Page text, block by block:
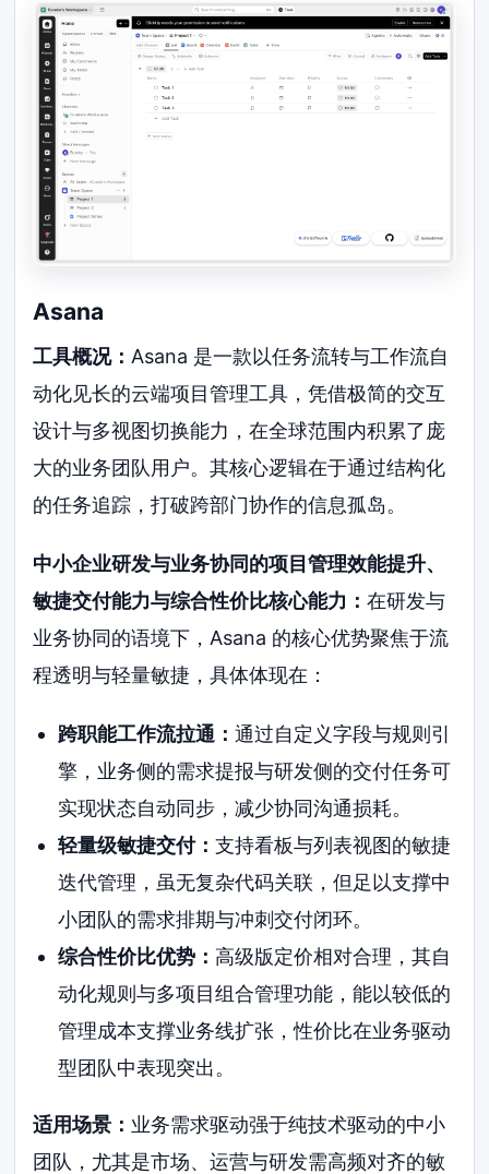
Asana
工具概况： Asana 是一款以任务流转与工作流自
动化见长的云端项目管理工具，凭借极简的交互
设计与多视图切换能力，在全球范围内积累了庞
大的业务团队用户。其核心逻辑在于通过结构化
的任务追踪，打破跨部门协作的信息孤岛。
中小企业研发与业务协同的项目管理效能提升、
敏捷交付能力与综合性价比核心能力：在研发与
业务协同的语境下，Asana 的核心优势聚焦于流
程透明与轻量敏捷，具体体现在：
跨职能工作流拉通： 通过自定义字段与规则引
擎，业务侧的需求提报与研发侧的交付任务可
实现状态自动同步，减少协同沟通损耗。
轻量级敏捷交付： 支持看板与列表视图的敏捷
迭代管理，虽无复杂代码关联，但足以支撑中
小团队的需求排期与冲刺交付闭环。
综合性价比优势： 高级版定价相对合理，其自
动化规则与多项目组合管理功能，能以较低的
管理成本支撑业务线扩张，性价比在业务驱动
型团队中表现突出。
适用场景： 业务需求驱动强于纯技术驱动的中小
团队，尤其是市场、运营与研发需高频对齐的敏